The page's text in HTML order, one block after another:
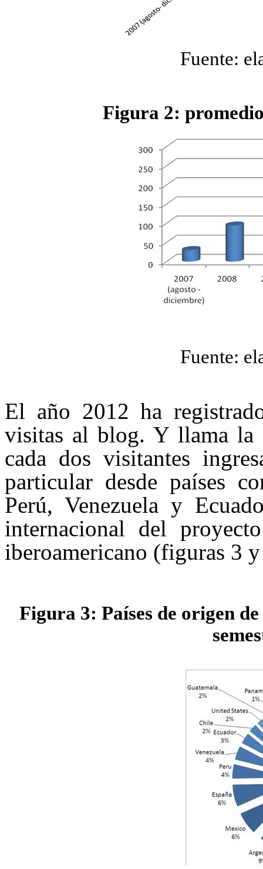
Fuente:
Figura 2:
Fuente:
El año 2012 ha
visitas al blog. Y llama la
cada dos visitantes
particular desde países
Perú, Venezuela y
internacional del
iberoamericano (figuras 3
Figura 3: Países de origen